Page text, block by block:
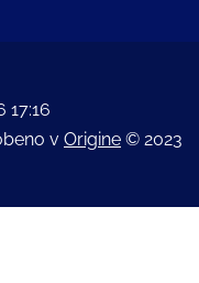
17:16
v Origine © 2023